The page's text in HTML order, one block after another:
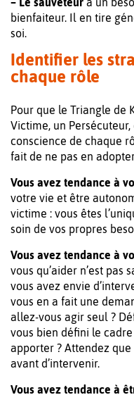
bienfaiteur. Il en tire
soi.
Identifier les
chaque rôle
Pour que le Triangle de
Victime, un Persécuteur,
conscience de chaque
fait de ne pas en
Vous avez tendance à
votre vie et être
victime : vous êtes
soin de vos propres
Vous avez tendance à
vous qu’aider n’est pas
vous avez envie
vous en a fait une
allez-vous agir seul ?
vous bien défini le
apporter ? Attendez que
avant d’intervenir.
Vous avez tendance à